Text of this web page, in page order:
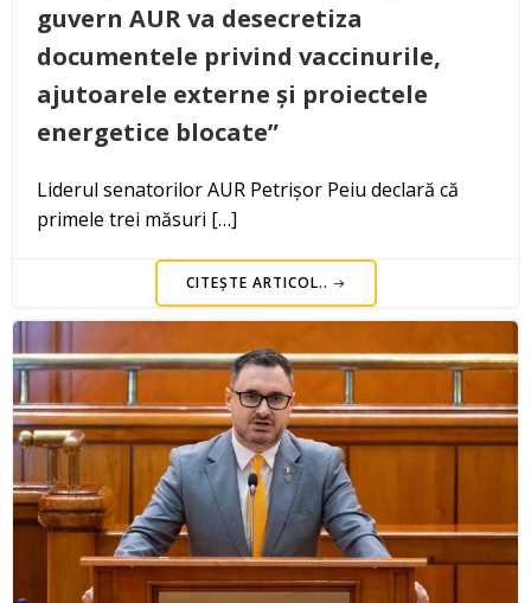
guvern AUR va desecretiza
documentele privind vaccinurile,
ajutoarele externe și proiectele
energetice blocate”
Liderul senatorilor AUR Petrișor Peiu declară că
primele trei măsuri […]
CITEȘTE ARTICOL..